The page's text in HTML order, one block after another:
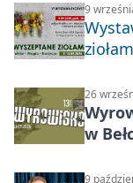
9
26
w
9